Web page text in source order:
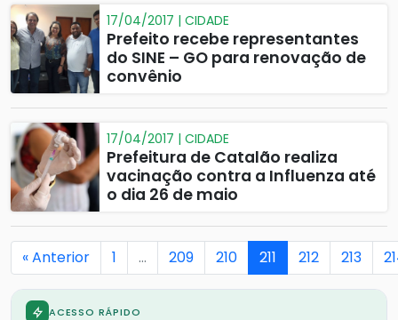
17/04/2017 | CIDADE
Prefeito recebe representantes
do SINE – GO para renovação de
convênio
17/04/2017 | CIDADE
Prefeitura de Catalão realiza
vacinação contra a Influenza até
o dia 26 de maio
« Anterior 1 … 209 210 211 212 213
ACESSO RÁPIDO